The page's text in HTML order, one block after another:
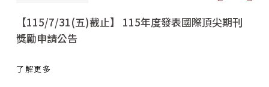
【115/7/31(五)截止】 115年度發表國際頂尖期刊
獎勵申請公告
了解更多